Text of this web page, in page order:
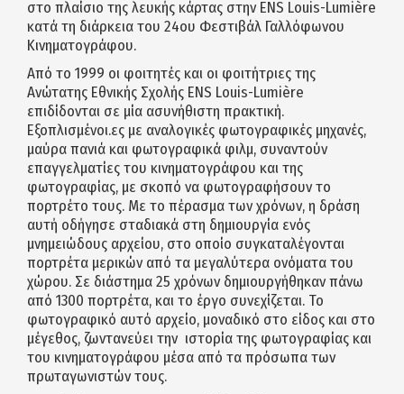
στο πλαίσιο της λευκής κάρτας στην ENS Louis-Lumière
κατά τη διάρκεια του 24ου Φεστιβάλ Γαλλόφωνου
Κινηματογράφου.
Από το 1999 οι φοιτητές και οι φοιτήτριες της
Ανώτατης Εθνικής Σχολής ENS Louis-Lumière
επιδίδονται σε μία ασυνήθιστη πρακτική.
Εξοπλισμένοι.ες με αναλογικές φωτογραφικές μηχανές,
μαύρα πανιά και φωτογραφικά φιλμ, συναντούν
επαγγελματίες του κινηματογράφου και της
φωτογραφίας, με σκοπό να φωτογραφήσουν το
πορτρέτο τους. Με το πέρασμα των χρόνων, η δράση
αυτή οδήγησε σταδιακά στη δημιουργία ενός
μνημειώδους αρχείου, στο οποίο συγκαταλέγονται
πορτρέτα μερικών από τα μεγαλύτερα ονόματα του
χώρου. Σε διάστημα 25 χρόνων δημιουργήθηκαν πάνω
από 1300 πορτρέτα, και το έργο συνεχίζεται. Το
φωτογραφικό αυτό αρχείο, μοναδικό στο είδος και στο
μέγεθος, ζωντανεύει την ιστορία της φωτογραφίας και
του κινηματογράφου μέσα από τα πρόσωπα των
πρωταγωνιστών τους.